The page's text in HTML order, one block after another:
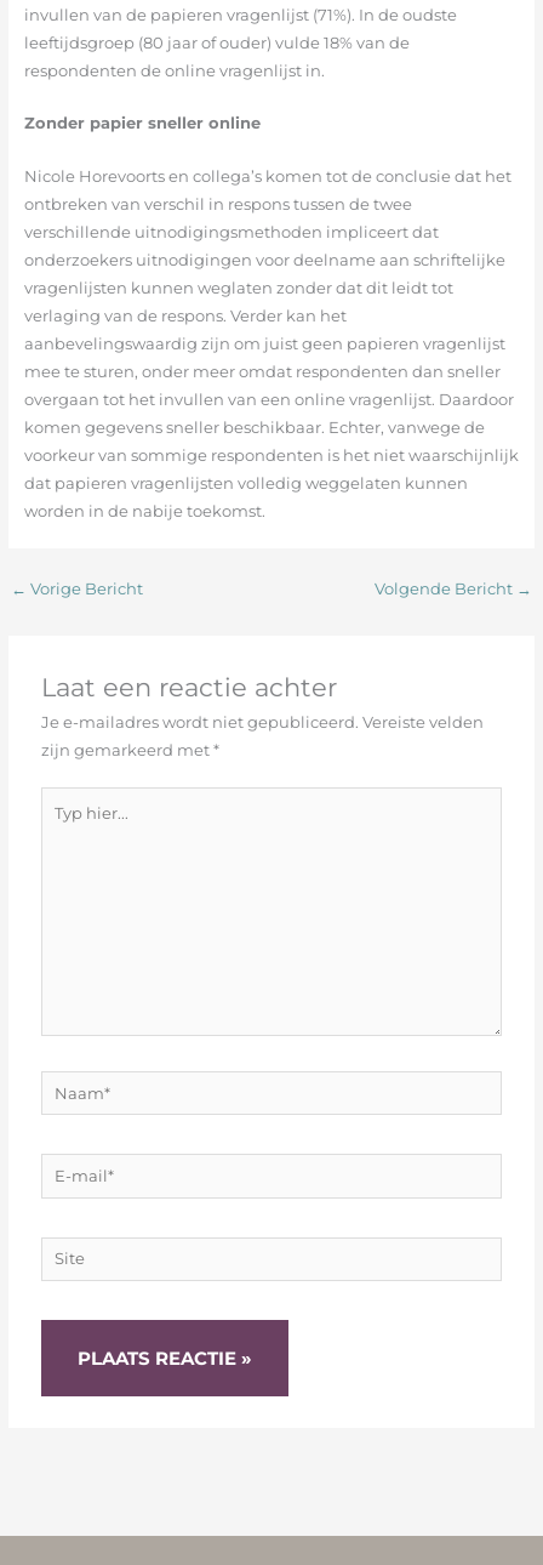
invullen van de papieren vragenlijst (71%). In de oudste
leeftijdsgroep (80 jaar of ouder) vulde 18% van de
respondenten de online vragenlijst in.
Zonder papier sneller online
Nicole Horevoorts en collega’s komen tot de conclusie dat het
ontbreken van verschil in respons tussen de twee
verschillende uitnodigingsmethoden impliceert dat
onderzoekers uitnodigingen voor deelname aan schriftelijke
vragenlijsten kunnen weglaten zonder dat dit leidt tot
verlaging van de respons. Verder kan het
aanbevelingswaardig zijn om juist geen papieren vragenlijst
mee te sturen, onder meer omdat respondenten dan sneller
overgaan tot het invullen van een online vragenlijst. Daardoor
komen gegevens sneller beschikbaar. Echter, vanwege de
voorkeur van sommige respondenten is het niet waarschijnlijk
dat papieren vragenlijsten volledig weggelaten kunnen
worden in de nabije toekomst.
← Vorige Bericht Volgende Bericht →
Laat een reactie achter
Je e-mailadres wordt niet gepubliceerd. Vereiste velden
zijn gemarkeerd met*
hier...
E-
mail*
Site